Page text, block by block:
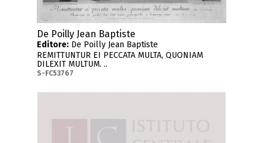
De Poilly Jean Baptiste
Editore:De Poilly Jean Baptiste
REMITTUNTUR EI PECCATA MULTA, QUONIAM
DILEXIT MULTUM. ..
S-FC53767